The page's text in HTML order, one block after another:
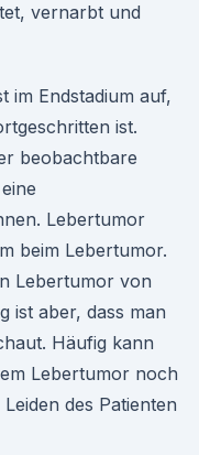
vernarbt und
im Endstadium auf,
ist.
beobachtbare
Lebertumor
beim Lebertumor.
Lebertumor von
ist aber, dass man
Häufig kann
Lebertumor noch
des Patienten